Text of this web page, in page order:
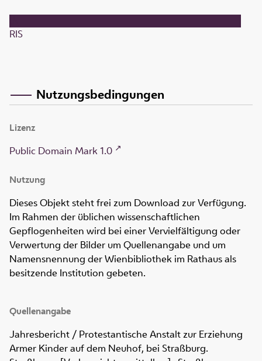
RIS
Nutzungsbedingungen
Lizenz
Public Domain Mark 1.0
Nutzung
Dieses Objekt steht frei zum Download zur Verfügung.
Im Rahmen der üblichen wissenschaftlichen
Gepflogenheiten wird bei einer Vervielfältigung oder
Verwertung der Bilder um Quellenangabe und um
Namensnennung der Wienbibliothek im Rathaus als
besitzende Institution gebeten.
Quellenangabe
Jahresbericht / Protestantische Anstalt zur Erziehung
Armer Kinder auf dem Neuhof, bei Straßburg.